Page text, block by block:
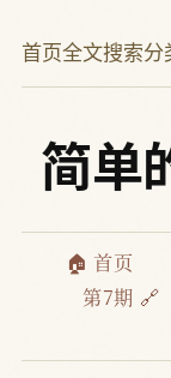
首页全文搜索分
简单
🏠 首页
第7期 🔗